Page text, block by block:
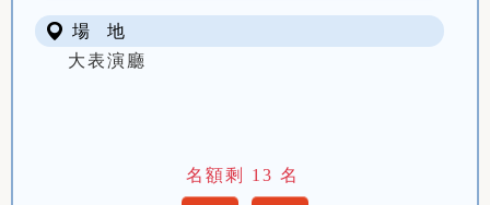
場 地
大表演廳
名額剩 13 名